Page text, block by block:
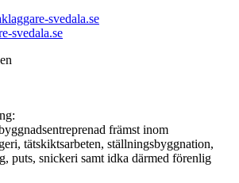
svedala.se
svedala.se
främst inom
tätskiktsarbeten, ställningsbyggnation,
puts, snickeri samt idka därmed förenlig